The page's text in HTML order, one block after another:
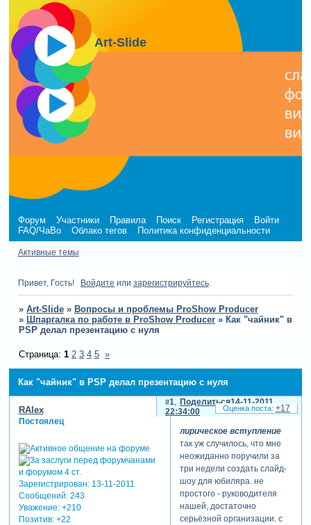
Art-Slide
Форум Участники Правила Поиск Регистрация
Войти
FAQ/ЧаВо
Облако тегов Политика конфиденциальности
Активные темы
Привет, Гость! Войдите или зарегистрируйтесь.
» Art-Slide » Вопросы и проблемы ProShow Producer
» Шпаргалка по работе в ProShow Producer » Как "чайник" в
PSP делал презентацию с нуля
Как "чайник" в PSP делал презентацию с нуля
Страница: 1 2 3 4 5 »
Поделиться
1
14-11-2011
22:34:00
RAlex
Постоялец
Зарегистрирован: 13-11-2011
Сообщений:243
Уважение: +210
Позитив: +22
лирическое вступление
так уж случилось, что мне
неожиданно поручили за
три недели создать слайд-
шоу для юбиляра. не
простого - руководителя
нашей, достаточно
серьёзной организации. с
+17